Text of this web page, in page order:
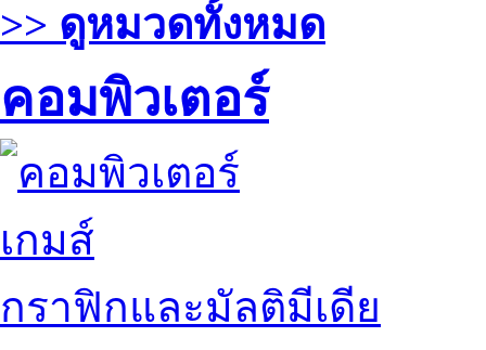
>> ดูหมวดทั้งหมด
คอมพิวเตอร์
เกมส์
กราฟิกและมัลติมีเดีย